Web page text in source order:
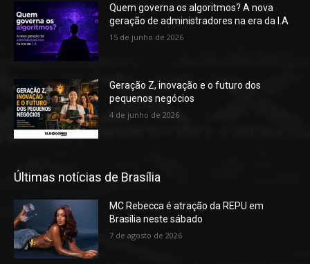
Quem governa os algoritmos? A nova
geração de administradores na era da I.A
15 de junho de 2026
Geração Z, inovação e o futuro dos
pequenos negócios
4 de junho de 2026
Últimas notícias de Brasília
MC Rebecca é atração da REPU em
Brasília neste sábado
7 de agosto de 2026